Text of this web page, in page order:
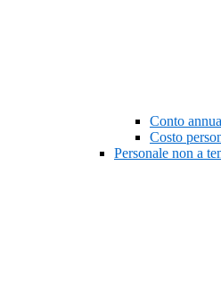
Conto
Costo
Personale non a